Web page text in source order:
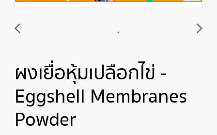
ผงเยื่อหุ้มเปลือกไข่ -
Eggshell Membranes
Powder